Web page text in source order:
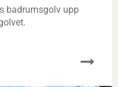
badrumsgolv upp